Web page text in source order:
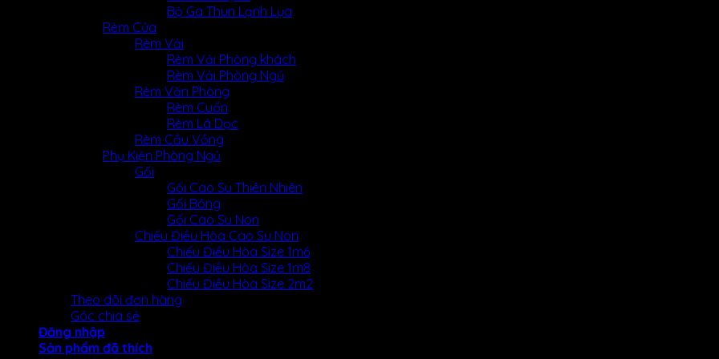
Bộ Ga Thun Lạnh Lụa
Rèm Cửa
Rèm Vải
Rèm Vải Phòng khách
Rèm Vải Phòng Ngủ
Rèm Văn Phòng
Rèm Cuốn
Rèm Lá Dọc
Rèm Cầu Vồng
Phụ Kiện Phòng Ngủ
Gối
Gối Cao Su Thiên Nhiên
Gối Bông
Gối Cao Su Non
Chiếu Điều Hòa Cao Su Non
Chiếu Điều Hòa Size 1m6
Chiếu Điều Hòa Size 1m8
Chiếu Điều Hòa Size 2m2
Theo dõi đơn hàng
Góc chia sẻ
Đăng nhập
Sản phẩm đã thích